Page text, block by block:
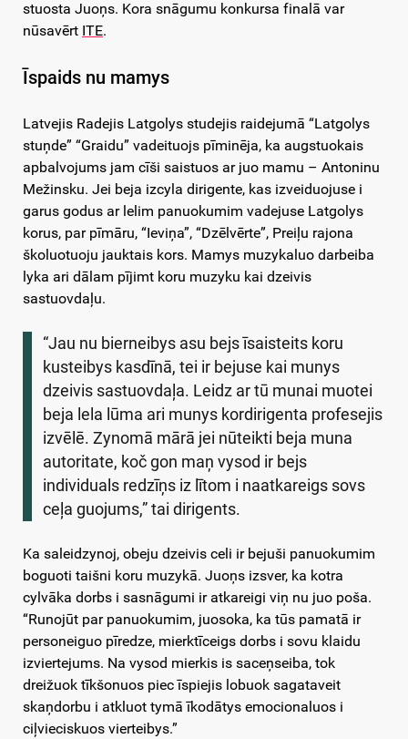
stuosta Juoņs. Kora snāgumu konkursa finalā var
nūsavērt ITE.
Īspaids nu mamys
Latvejis Radejis Latgolys studejis raidejumā “Latgolys
stuņde” “Graidu” vadeituojs pīminēja, ka augstuokais
apbalvojums jam cīši saistuos ar juo mamu – Antoninu
Mežinsku. Jei beja izcyla dirigente, kas izveiduojuse i
garus godus ar lelim panuokumim vadejuse Latgolys
korus, par pīmāru, “Ieviņa”, “Dzēlvērte”, Preiļu rajona
školuotuoju jauktais kors. Mamys muzykaluo darbeiba
lyka ari dālam pījimt koru muzyku kai dzeivis
sastuovdaļu.
“Jau nu bierneibys asu bejs īsaisteits koru
kusteibys kasdīnā, tei ir bejuse kai munys
dzeivis sastuovdaļa. Leidz ar tū munai muotei
beja lela lūma ari munys kordirigenta profesejis
izvēlē. Zynomā mārā jei nūteikti beja muna
autoritate, koč gon maņ vysod ir bejs
individuals redzīņs iz lītom i naatkareigs sovs
ceļa guojums,” tai dirigents.
Ka saleidzynoj, obeju dzeivis celi ir bejuši panuokumim
boguoti taišni koru muzykā. Juoņs izsver, ka kotra
cylvāka dorbs i sasnāgumi ir atkareigi viņ nu juo poša.
“Runojūt par panuokumim, juosoka, ka tūs pamatā ir
personeiguo pīredze, mierktīceigs dorbs i sovu klaidu
izviertejums. Na vysod mierkis is saceņseiba, tok
dreižuok tīkšonuos piec īspiejis lobuok sagataveit
skaņdorbu i atkluot tymā īkodātys emocionaluos i
ciļvieciskuos vierteibys.”